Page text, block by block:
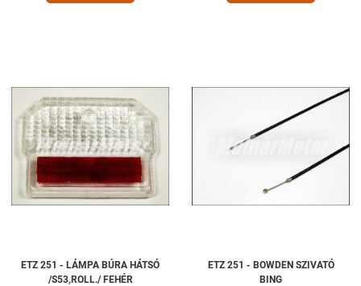
ETZ 251 - LÁMPA BÚRA HÁTSÓ
/S53,ROLL./ FEHÉR
ETZ 251 - BOWDEN SZIVATÓ
BING